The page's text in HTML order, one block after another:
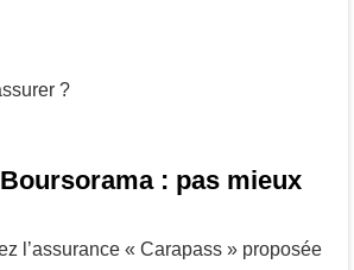
?
: pas mieux
l’assurance « Carapass » proposée